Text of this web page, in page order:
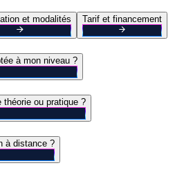
et modalités Tarif et financement
à mon niveau ?
théorie ou pratique ?
à distance ?